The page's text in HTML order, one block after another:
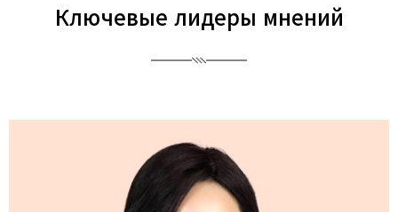
Ключевые лидеры мнений